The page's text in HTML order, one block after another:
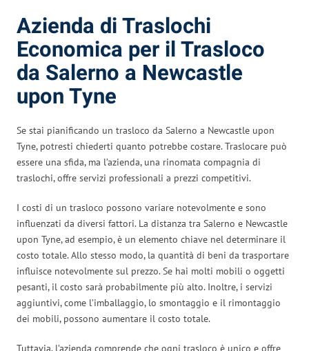
Azienda di Traslochi
Economica per il Trasloco
da Salerno a Newcastle
upon Tyne
Se stai pianificando un trasloco da Salerno a Newcastle upon
Tyne, potresti chiederti quanto potrebbe costare. Traslocare può
essere una sfida, ma l’azienda, una rinomata compagnia di
traslochi, offre servizi professionali a prezzi competitivi.
I costi di un trasloco possono variare notevolmente e sono
influenzati da diversi fattori. La distanza tra Salerno e Newcastle
upon Tyne, ad esempio, è un elemento chiave nel determinare il
costo totale. Allo stesso modo, la quantità di beni da trasportare
influisce notevolmente sul prezzo. Se hai molti mobili o oggetti
pesanti, il costo sarà probabilmente più alto. Inoltre, i servizi
aggiuntivi, come l’imballaggio, lo smontaggio e il rimontaggio
dei mobili, possono aumentare il costo totale.
Tuttavia, l’azienda comprende che ogni trasloco è unico e offre